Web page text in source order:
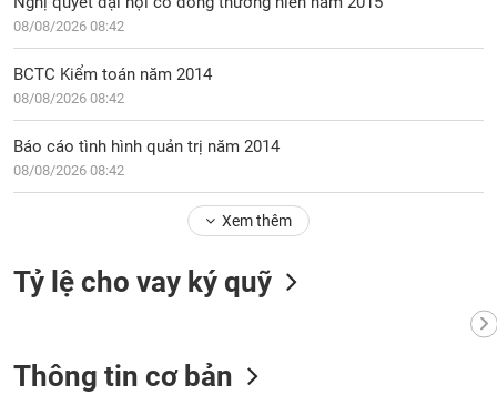
08/08/2026 08:42
BCTC Kiểm toán năm 2014
08/08/2026 08:42
Báo cáo tình hình quản trị năm 2014
08/08/2026 08:42
Xem thêm
Tỷ lệ cho vay ký quỹ
Thông tin cơ bản